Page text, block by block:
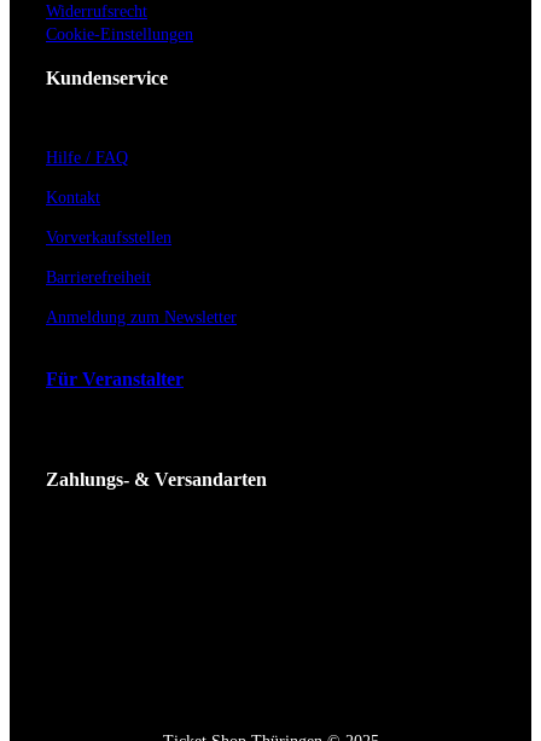
Widerrufsrecht
Cookie-Einstellungen
Kundenservice
Hilfe / FAQ
Kontakt
Vorverkaufsstellen
Barrierefreiheit
Anmeldung zum Newsletter
Für Veranstalter
Zahlungs- & Versandarten